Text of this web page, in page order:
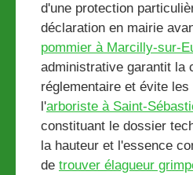
d'une protection
déclaration en mairie
pommier à Marcilly-sur-
administrative garantit la
réglementaire et évite
l'arboriste à Saint-
constituant le dossier
la hauteur et l'essence
de trouver élagueur